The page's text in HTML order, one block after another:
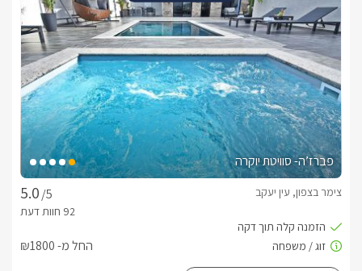
פברז’ה- סוויטת יוקרה
/5
צימר בצפון, עין יעקב
החל מ- ₪1800